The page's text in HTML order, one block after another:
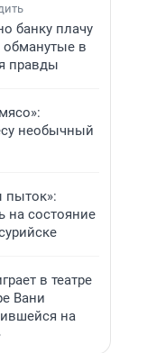
банку плачу
в
правды
необычный
пыток»:
на состояние
в театре
Вани
на